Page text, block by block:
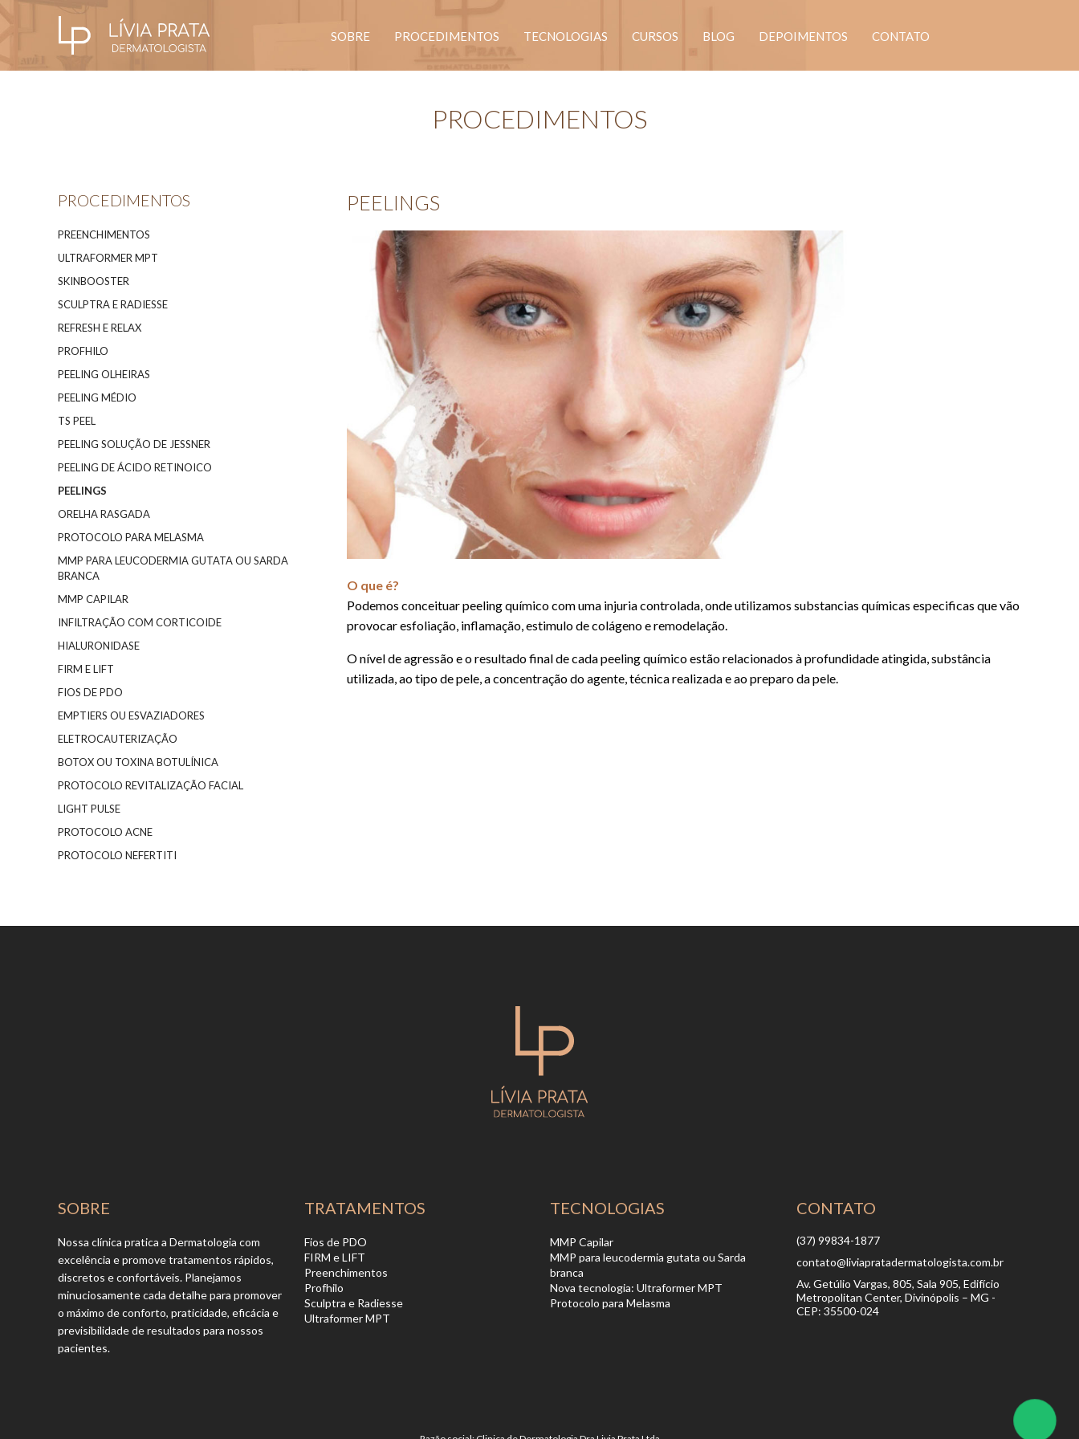
SOBRE PROCEDIMENTOS TECNOLOGIAS CURSOS BLOG DEPOIMENTOS CONTATO
PROCEDIMENTOS
PROCEDIMENTOS
PREENCHIMENTOS
ULTRAFORMER MPT
SKINBOOSTER
SCULPTRA E RADIESSE
REFRESH E RELAX
PROFHILO
PEELING OLHEIRAS
PEELING MÉDIO
TS PEEL
PEELING SOLUÇÃO DE JESSNER
PEELING DE ÁCIDO RETINOICO
PEELINGS
ORELHA RASGADA
PROTOCOLO PARA MELASMA
MMP PARA LEUCODERMIA GUTATA OU SARDA
BRANCA
MMP CAPILAR
INFILTRAÇÃO COM CORTICOIDE
HIALURONIDASE
FIRM E LIFT
FIOS DE PDO
EMPTIERS OU ESVAZIADORES
ELETROCAUTERIZAÇÃO
BOTOX OU TOXINA BOTULÍNICA
PROTOCOLO REVITALIZAÇÃO FACIAL
LIGHT PULSE
PROTOCOLO ACNE
PROTOCOLO NEFERTITI
PEELINGS
O que é?
Podemos conceituar peeling químico com uma injuria controlada, onde utilizamos substancias químicas especificas que vão
provocar esfoliação, inflamação, estimulo de colágeno e remodelação.
O nível de agressão e o resultado final de cada peeling químico estão relacionados à profundidade atingida, substância
utilizada, ao tipo de pele, a concentração do agente, técnica realizada e ao preparo da pele.
SOBRE
Nossa clínica pratica a Dermatologia com
excelência e promove tratamentos rápidos,
discretos e confortáveis. Planejamos
minuciosamente cada detalhe para promover
o máximo de conforto, praticidade, eficácia e
previsibilidade de resultados para nossos
pacientes.
TRATAMENTOS
Fios de PDO
FIRM e LIFT
Preenchimentos
Profhilo
Sculptra e Radiesse
Ultraformer MPT
TECNOLOGIAS
MMP Capilar
MMP para leucodermia gutata ou Sarda
branca
Nova tecnologia: Ultraformer MPT
Protocolo para Melasma
CONTATO
(37) 99834-1877
contato@liviapratadermatologista.com.br
Av. Getúlio Vargas, 805, Sala 905, Edifício
Metropolitan Center, Divinópolis – MG -
CEP: 35500-024